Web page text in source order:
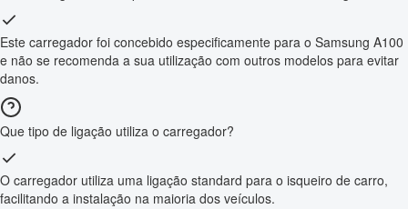
Este carregador foi concebido especificamente para o Samsung A100
e não se recomenda a sua utilização com outros modelos para evitar
danos.
Que tipo de ligação utiliza o carregador?
O carregador utiliza uma ligação standard para o isqueiro de carro,
facilitando a instalação na maioria dos veículos.